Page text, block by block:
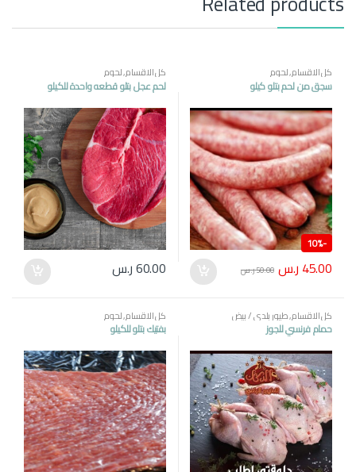
كل الاقسام,لحوم
سجق من لحم بتلو كيلو
-
10%
45.00 ر.س 50.00ر.س
كل الاقسام,لحوم
لحم عجل بتلو قطعه واحدة للكيلو
60.00ر.س
كل الاقسام,طيور بلدي / بيض
حمام فرنسي للجوز
كل الاقسام,لحوم
بفتيك بتلو للكيلو